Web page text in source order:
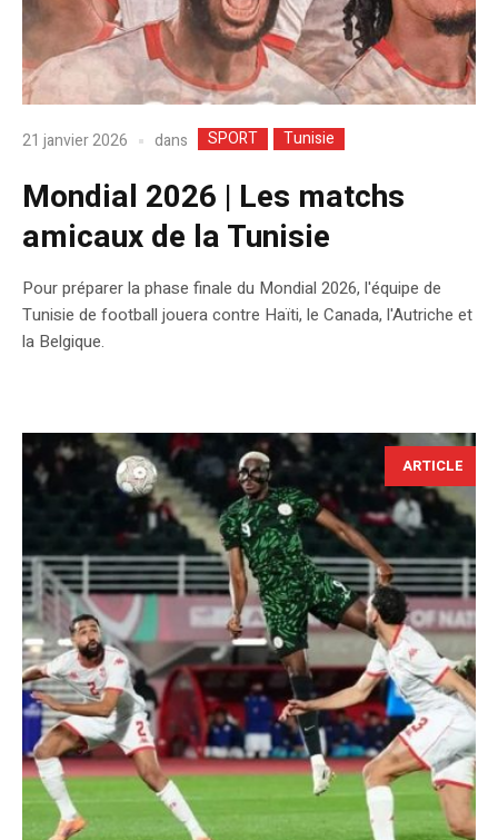
21 janvier 2026 dans SPORT Tunisie
Mondial 2026 | Les matchs
amicaux de la Tunisie
Pour préparer la phase finale du Mondial 2026, l'équipe de
Tunisie de football jouera contre Haïti, le Canada, l'Autriche et
la Belgique.
ARTICLE